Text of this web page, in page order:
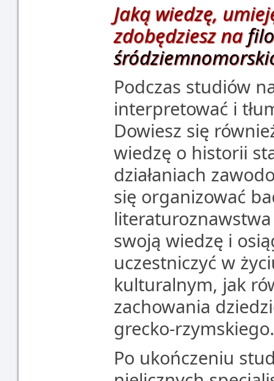
Jaką wiedzę,
zdobędziesz naf
Podczas studiów
interpretować i
Dowiesz się
wiedzę o historii
działaniach
się organizować
swoją wiedzę i
uczestniczyć w
kulturalnym, jak
zachowania
grecko-rzymskiego.
Po ukończeniu